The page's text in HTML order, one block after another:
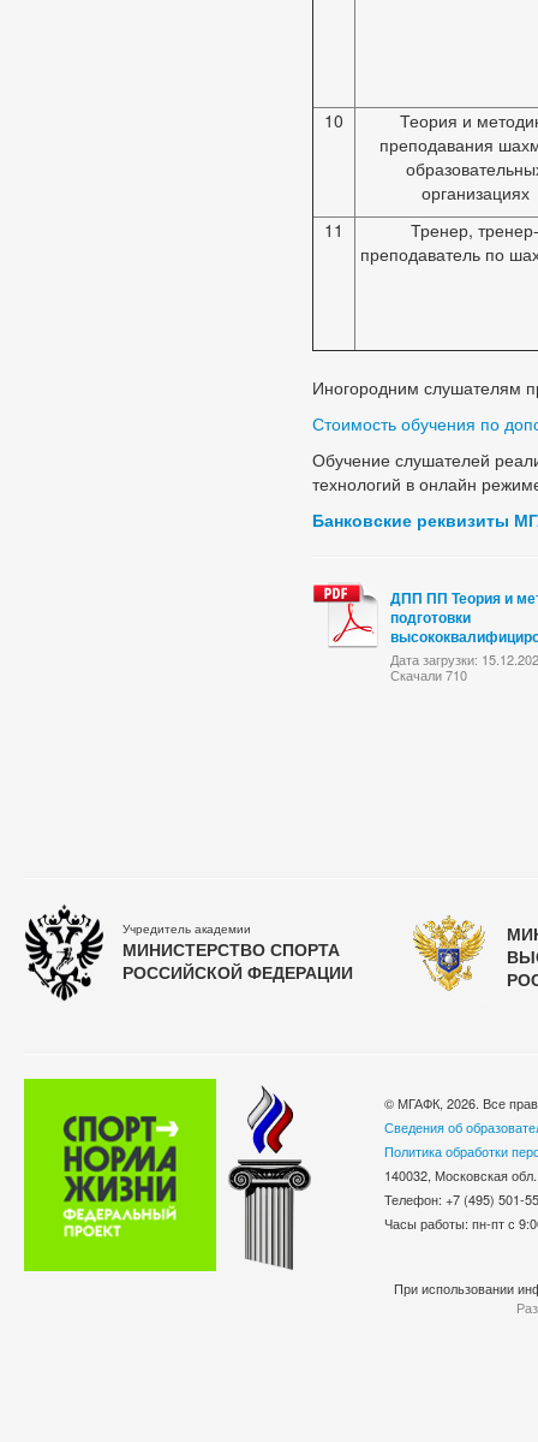
10
Теория и
преподавания
организациях
11
Тренер, тренер-
преподаватель по
Иногородним слушателям
Стоимость обучения по
Обучение слушателей
технологий в онлайн
Банковские реквизиты
ДПП ПП Теория и
подготовки
Дата загрузки:
Скачали 710
Учредитель академии
МИНИСТЕРСТВО СПОРТА
РОССИЙСКОЙ ФЕДЕРАЦИИ
© МГАФК, 2026. Все
Сведения об
Политика обработки
140032, Московская
Телефон: +7 (495)
Часы работы: пн-пт с
При использовании